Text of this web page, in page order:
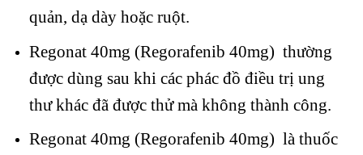
quản, dạ dày hoặc ruột.
Regonat 40mg (Regorafenib 40mg) thường
được dùng sau khi các phác đồ điều trị ung
thư khác đã được thử mà không thành công.
Regonat 40mg (Regorafenib 40mg) là thuốc